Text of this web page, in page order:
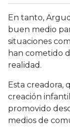
En tanto,
buen medio
situaciones
han cometido
realidad.
Esta creadora,
creación infantil
promovido
medios de